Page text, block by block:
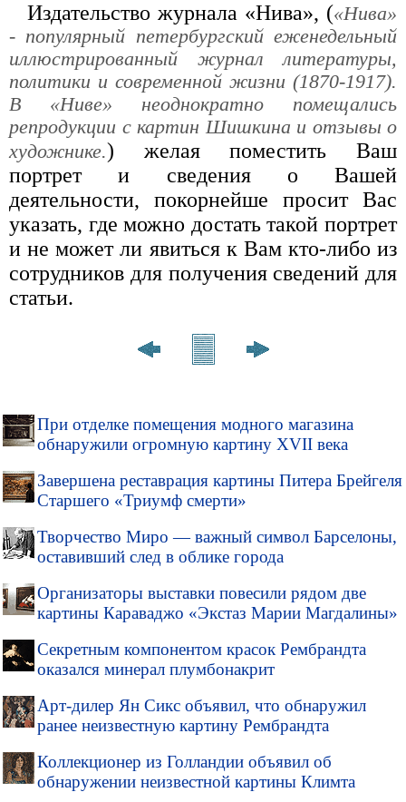
Издательство журнала «Нива», («Нива»
- популярный петербургский еженедельный
иллюстрированный журнал литературы,
политики и современной жизни (1870-1917).
В «Ниве» неоднократно помещались
репродукции с картин Шишкина и отзывы о
художнике.) желая поместить Ваш
портрет и сведения о Вашей
деятельности, покорнейше просит Вас
указать, где можно достать такой портрет
и не может ли явиться к Вам кто-либо из
сотрудников для получения сведений для
статьи.
При отделке помещения модного магазина
обнаружили огромную картину XVII века
Завершена реставрация картины Питера Брейгеля
Старшего «Триумф смерти»
Творчество Миро — важный символ Барселоны,
оставивший след в облике города
Организаторы выставки повесили рядом две
картины Караваджо «Экстаз Марии Магдалины»
Секретным компонентом красок Рембрандта
оказался минерал плумбонакрит
Арт-дилер Ян Сикс объявил, что обнаружил
ранее неизвестную картину Рембрандта
Коллекционер из Голландии объявил об
обнаружении неизвестной картины Климта